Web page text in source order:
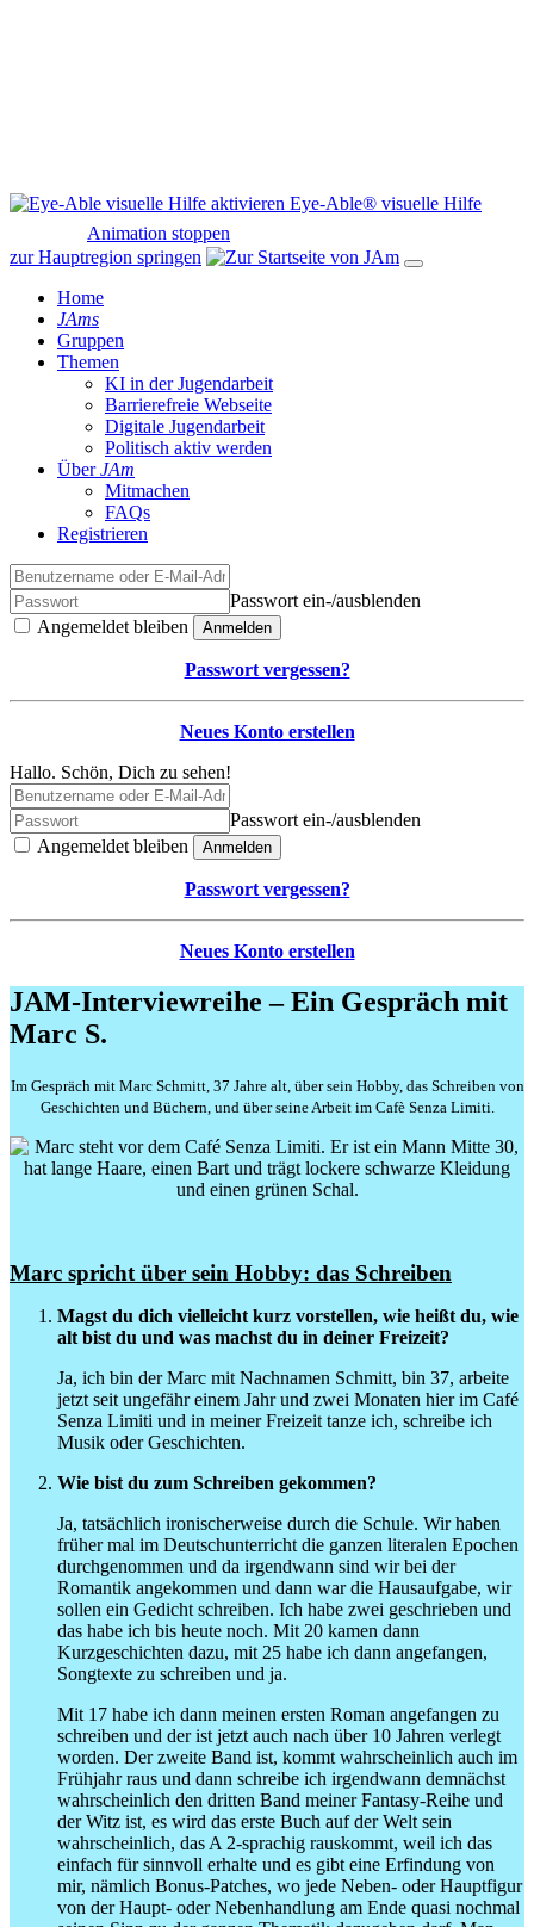
Eye-Able® visuelle Hilfe
Animation stoppen
zur Hauptregion springen
Home
JAms
Gruppen
Themen
KI in der Jugendarbeit
Barrierefreie Webseite
Digitale Jugendarbeit
Politisch aktiv werden
ÜberJAm
Mitmachen
FAQs
Registrieren
Passwort ein-/ausblenden
Angemeldet bleiben
Anmelden
Passwort vergessen?
Neues Konto erstellen
Hallo. Schön, Dich zu sehen!
Passwort ein-/ausblenden
Angemeldet bleiben
Anmelden
Passwort vergessen?
Neues Konto erstellen
JAM-Interviewreihe – Ein Gespräch mit
Marc S.
Im Gespräch mit Marc Schmitt, 37 Jahre alt, über sein Hobby, das Schreiben von
Geschichten und Büchern, und über seine Arbeit im Cafè Senza Limiti.
Marc spricht über sein Hobby: das Schreiben
Magst du dich vielleicht kurz vorstellen, wie heißt du, wie
alt bist du und was machst du in deiner Freizeit?
Ja, ich bin der Marc mit Nachnamen Schmitt, bin 37, arbeite
jetzt seit ungefähr einem Jahr und zwei Monaten hier im Café
Senza Limiti und in meiner Freizeit tanze ich, schreibe ich
Musik oder Geschichten.
Wie bist du zum Schreiben gekommen?
Ja, tatsächlich ironischerweise durch die Schule. Wir haben
früher mal im Deutschunterricht die ganzen literalen Epochen
durchgenommen und da irgendwann sind wir bei der
Romantik angekommen und dann war die Hausaufgabe, wir
sollen ein Gedicht schreiben. Ich habe zwei geschrieben und
das habe ich bis heute noch. Mit 20 kamen dann
Kurzgeschichten dazu, mit 25 habe ich dann angefangen,
Songtexte zu schreiben und ja.
Mit 17 habe ich dann meinen ersten Roman angefangen zu
schreiben und der ist jetzt auch nach über 10 Jahren verlegt
worden. Der zweite Band ist, kommt wahrscheinlich auch im
Frühjahr raus und dann schreibe ich irgendwann demnächst
wahrscheinlich den dritten Band meiner Fantasy-Reihe und
der Witz ist, es wird das erste Buch auf der Welt sein
wahrscheinlich, das A 2-sprachig rauskommt, weil ich das
einfach für sinnvoll erhalte und es gibt eine Erfindung von
mir, nämlich Bonus-Patches, wo jede Neben- oder Hauptfigur
von der Haupt- oder Nebenhandlung am Ende quasi nochmal